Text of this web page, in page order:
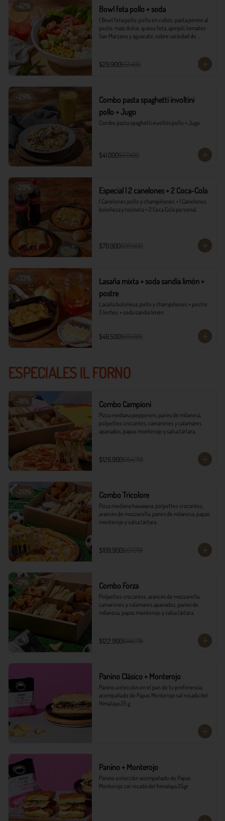
-42% Bowl feta pollo + soda
1 Bowl feta pollo: pollo en cubos, pasta penne al
pesto, maíz dulce, queso feta, ajonjolí, tomates
San Marzano y aguacate; sobre variedad de
$29.900$51.400
-29%
Combo pasta spaghetti involtini
pollo + Jugo
Combo pasta spaghetti involtini pollo + Jugo
$41.000$57.400
-29% Especial | 2 canelones + 2 Coca-Cola
1 Canelones pollo y champiñones + 1 Canelones
boloñesa y tocineta + 2 Coca Cola personal.
$70.900$99.600
-33%
Lasaña mixta + soda sandía limón +
postre
Lasaña boloñesa, pollo y champiñones + postre
3 leches + soda sandía limón.
$46.500$69.300
ESPECIALES IL FORNO
-18% Combo Campioni
Pizza mediana pepperoni, panini de milanesa,
polpettes crocantes, camarones y calamares
apanados, papas monterojo y salsa tártara.
$126.900$154.718
-20% Combo Tricolore
Pizza mediana hawaiana, polpettes crocantes,
arancini de mozzarella, panini de milanesa, papas
monterojo y salsa tártara.
$109.900$137.718
-17% Combo Forza
Polpettes crocantes, arancini de mozzarella,
camarones y calamares apanados, panini de
milanesa, papas monterojo y salsa tártara.
$122.900$148.718
Panino Clásico + Monterojo
Panino a elección en el pan de tu preferencia,
acompañado de Papas Monterojo sal rosada del
Himalaya 25 g.
Panino + Monterojo
Panino a elección acompañado de Papas
Monterojo sal rosada del himalaya 25gr